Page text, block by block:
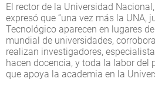
El rector de la Universidad
expresó que “una vez más la UNA,
Tecnológico aparecen en lugares
mundial de universidades,
realizan investigadores,
hacen docencia, y toda la labor del
que apoya la academia en la